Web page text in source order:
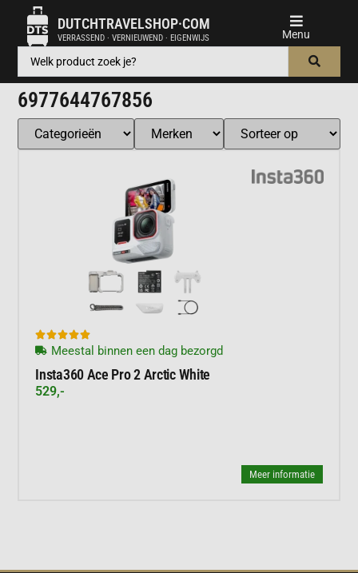
DUTCHTRAVELSHOP·COM
VERRASSEND · VERNIEUWEND · EIGENWIJS
6977644767856

Meestal binnen een dag bezorgd
Insta360 Ace Pro 2 Arctic White
529,-
Meer informatie